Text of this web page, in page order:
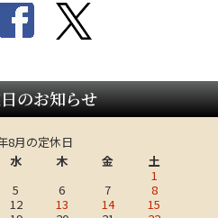
のお知らせ
8月の定休日
水 木 金
土
1
5 6 7
8
12 13 14
15